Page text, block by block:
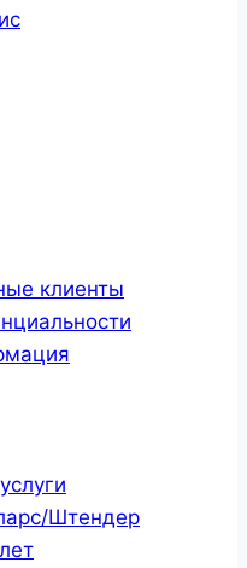
клиенты
Штендер